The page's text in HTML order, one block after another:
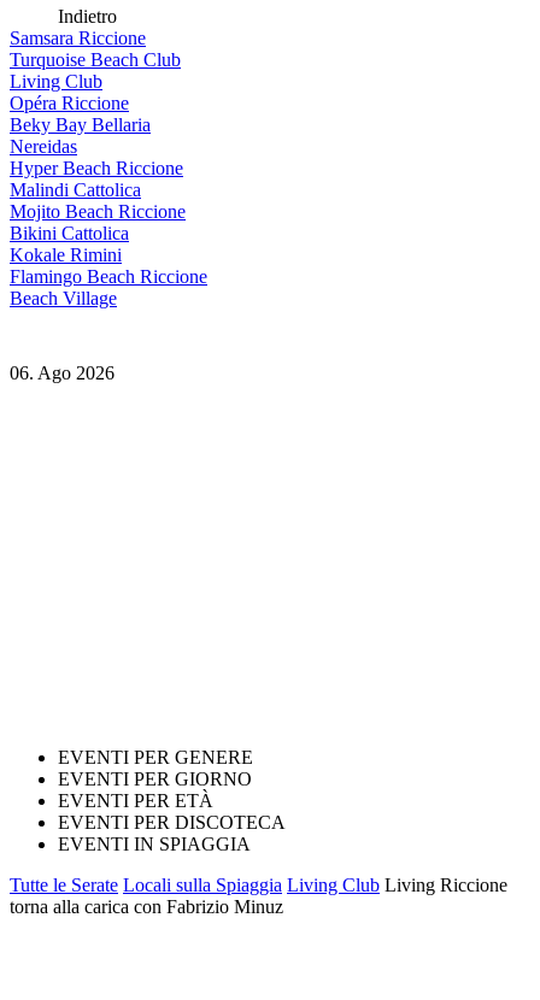
Indietro
Samsara Riccione
Turquoise Beach Club
Living Club
Opéra Riccione
Beky Bay Bellaria
Nereidas
Hyper Beach Riccione
Malindi Cattolica
Mojito Beach Riccione
Bikini Cattolica
Kokale Rimini
Flamingo Beach Riccione
Beach Village
06. Ago 2026
EVENTI PER GENERE
EVENTI PER GIORNO
EVENTI PER ETÀ
EVENTI PER DISCOTECA
EVENTI IN SPIAGGIA
Tutte le Serate Locali sulla Spiaggia Living Club Living Riccione
torna alla carica con Fabrizio Minuz